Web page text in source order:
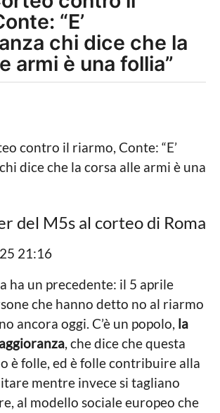
“E’
chi dice che la
armi è una follia”
del M5s al corteo di Roma
21:16
ha un precedente: il 5 aprile
che hanno detto no al riarmo
ancora oggi. C’è un popolo, la
, che dice che questa
è folle, ed è folle contribuire alla
mentre invece si tagliano
al modello sociale europeo che